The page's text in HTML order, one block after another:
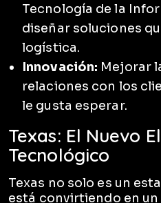
Tecnología de la
diseñar soluciones
logística.
Innovación: Mejorar
relaciones con los
le gusta esperar.
Texas: El Nuevo
Tecnológico
Texas no solo es un
está convirtiendo en